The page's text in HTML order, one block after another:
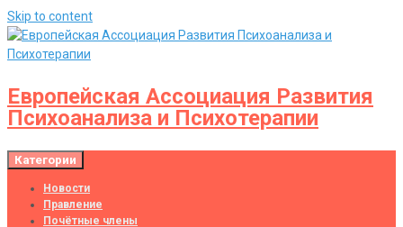
Skip to content
Европейская Ассоциация Развития
Психоанализа и Психотерапии
Категории
Новости
Правление
Почётные члены